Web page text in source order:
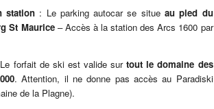
station: Le parking autocar se situe au pied du
St Maurice– Accès à la station des Arcs 1600 par
forfait de ski est valide surtout le domaine des
. Attention, il ne donne pas accès au Paradiski
de la Plagne).